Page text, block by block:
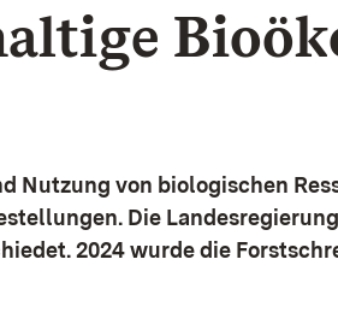
von biologischen
Die
2024 wurde die